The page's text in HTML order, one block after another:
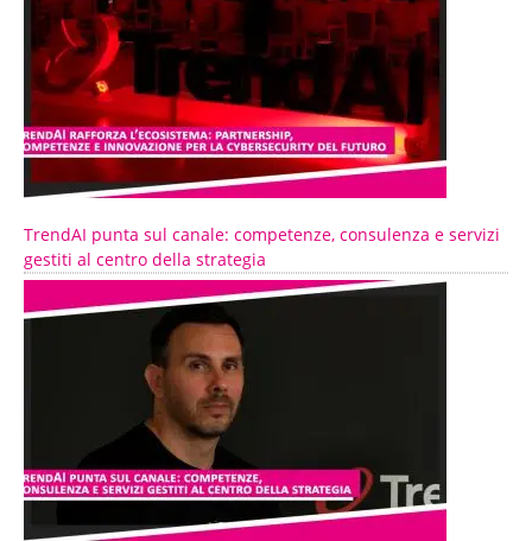
TrendAI punta sul canale: competenze, consulenza e servizi
gestiti al centro della strategia